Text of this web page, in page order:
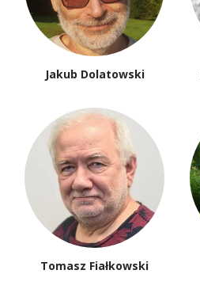
Jakub Dolatowski
Tomasz Fiałkowski